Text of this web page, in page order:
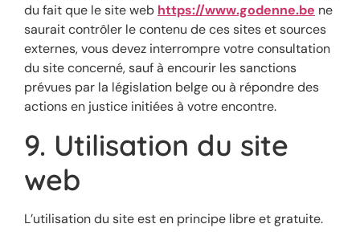
du fait que le site web https://www.godenne.be ne
saurait contrôler le contenu de ces sites et sources
externes, vous devez interrompre votre consultation
du site concerné, sauf à encourir les sanctions
prévues par la législation belge ou à répondre des
actions en justice initiées à votre encontre.
9. Utilisation du site
web
L’utilisation du site est en principe libre et gratuite.